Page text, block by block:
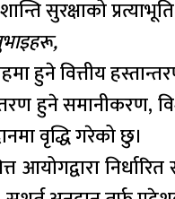
सुरक्षाको
हुने वित्तीय
हुने समानीकरण,
वृद्धि गरेको छु।
वित्त आयोगद्वारा